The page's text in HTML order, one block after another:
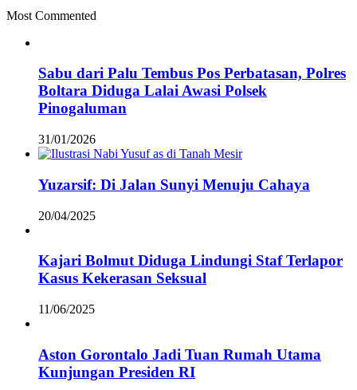
Most Commented
Sabu dari Palu Tembus Pos Perbatasan, Polres
Boltara Diduga Lalai Awasi Polsek
Pinogaluman
31/01/2026
Yuzarsif: Di Jalan Sunyi Menuju Cahaya
20/04/2025
Kajari Bolmut Diduga Lindungi Staf Terlapor
Kasus Kekerasan Seksual
11/06/2025
Aston Gorontalo Jadi Tuan Rumah Utama
Kunjungan Presiden RI